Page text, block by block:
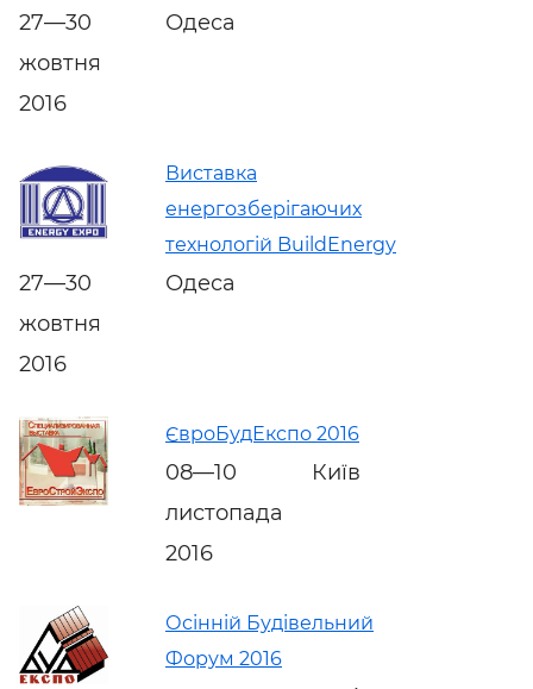
27—30
жовтня
2016
Одеса
Виставка
енергозберігаючих
технологій BuildEnergy
27—30
жовтня
2016
Одеса
ЄвроБудЕкспо 2016
08—10
листопада
2016
Київ
Осінній Будівельний
Форум 2016